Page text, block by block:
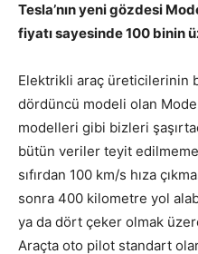
Tesla’nın yeni gözdesi
fiyatı sayesinde 100 binin
Elektrikli araç üreticilerinin
dördüncü modeli olan
modelleri gibi bizleri
bütün veriler teyit
sıfırdan 100 km/s hıza
sonra 400 kilometre yol
ya da dört çeker olmak
Araçta oto pilot standart